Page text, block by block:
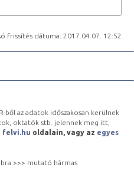
frissítés dátuma: 2017.04.07. 12:52
ből az adatok időszakosan kerülnek
oktatók stb. jelennek meg itt,
felvi.hu oldalain, vagy az egyes
>>> mutató hármas